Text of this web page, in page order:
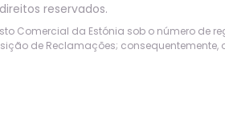
reservados.
Comercial da Estónia sob o número de
de Reclamações;